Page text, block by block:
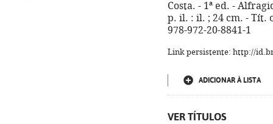
Costa. - 1ª ed. -
p. il. : il. ; 24 cm. - Tít.
978-972-20-8841-1
Link persistente: http://
ADICIONAR À LISTA
VER TÍTULOS